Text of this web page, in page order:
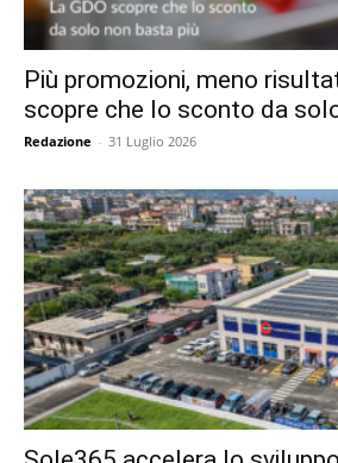
Più promozioni, meno
scopre che lo sconto da
Redazione - 31 Luglio 2026